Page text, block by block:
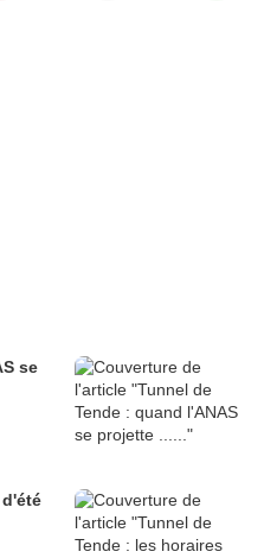
se